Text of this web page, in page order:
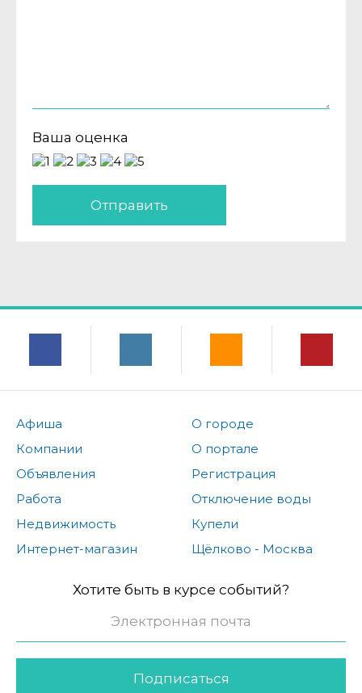
Ваша оценка
Отправить
Афиша
Компании
Объявления
Работа
Недвижимость
Интернет-магазин
О городе
О портале
Регистрация
Отключение воды
Купели
Щёлково - Москва
Хотите быть в курсе событий?
Подписаться